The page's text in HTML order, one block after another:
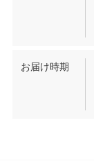
お届け時期